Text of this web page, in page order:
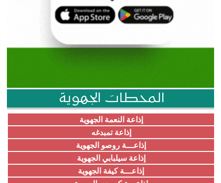
المحطات الجهوية
إذاعة النعمة الجهوية
إذاعة تمبدغه
إذاعـــة روصو الجهوية
إذاعة سيلبابي الجهوية
إذاعـــة كيفة الجهوية